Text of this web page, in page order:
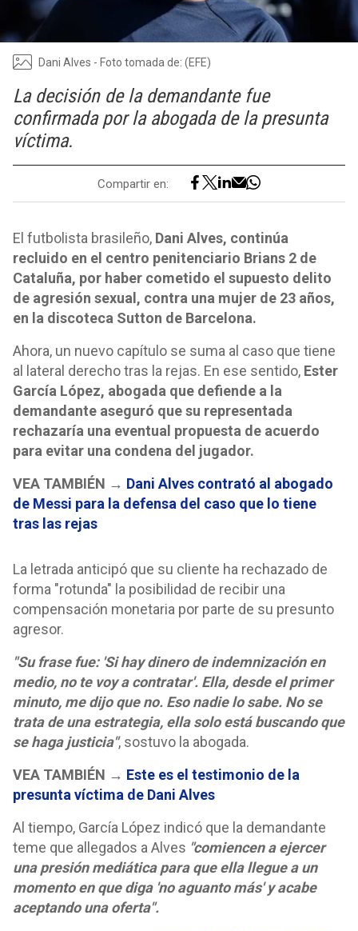
Dani Alves - Foto tomada de: (EFE)
La decisión de la demandante fue
confirmada por la abogada de la presunta
víctima.
Compartir en:
El futbolista brasileño, Dani Alves, continúa
recluido en el centro penitenciario Brians 2 de
Cataluña, por haber cometido el supuesto delito
de agresión sexual, contra una mujer de 23 años,
en la discoteca Sutton de Barcelona.
Ahora, un nuevo capítulo se suma al caso que tiene
al lateral derecho tras la rejas. En ese sentido, Ester
García López, abogada que defiende a la
demandante aseguró que su representada
rechazaría una eventual propuesta de acuerdo
para evitar una condena del jugador.
VEA TAMBIÉN → Dani Alves contrató al abogado
de Messi para la defensa del caso que lo tiene
tras las rejas
La letrada anticipó que su cliente ha rechazado de
forma "rotunda" la posibilidad de recibir una
compensación monetaria por parte de su presunto
agresor.
"Su frase fue: 'Si hay dinero de indemnización en
medio, no te voy a contratar'. Ella, desde el primer
minuto, me dijo que no. Eso nadie lo sabe. No se
trata de una estrategia, ella solo está buscando que
se haga justicia", sostuvo la abogada.
VEA TAMBIÉN → Este es el testimonio de la
presunta víctima de Dani Alves
Al tiempo, García López indicó que la demandante
teme que allegados a Alves "comiencen a ejercer
una presión mediática para que ella llegue a un
momento en que diga 'no aguanto más' y acabe
aceptando una oferta".